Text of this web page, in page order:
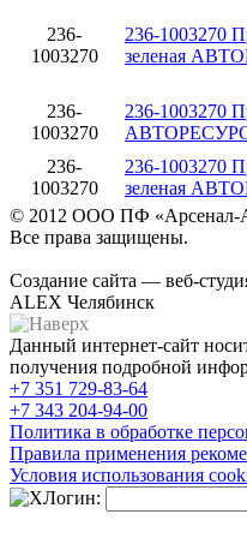
236-
1003270
236-1003270
зеленая
236-
1003270
236-1003270
236-
1003270
236-1003270
зеленая
© 2012 ООО ПФ «Арсенал-
Все права защищены.
Создание сайта — веб-
ALEX Челябинск
Данный интернет-сайт
получения подробной
+7 351 729-83-64
+7 343 204-94-00
Политика в обработке
Правила применения
Условия использования
Логин: